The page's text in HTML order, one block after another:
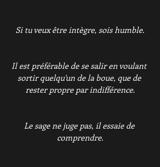
Si tu veux être intègre, sois humble.
Il est préférable de se salir en voulant
sortir quelqu'un de la boue, que de
rester propre par indifférence.
Le sage ne juge pas, il essaie de
comprendre.